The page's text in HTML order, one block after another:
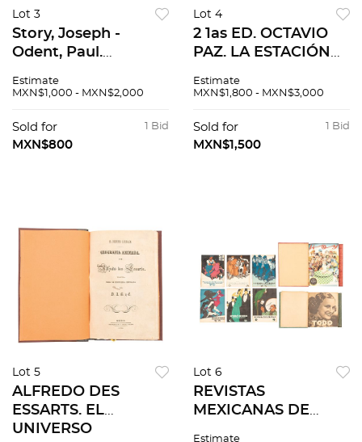
Lot 3
Story, Joseph -
Odent, Paul.
Constitution
Unis. París, 1843.
Primera edición en
Estimate
MXN$1,000 - MXN$2,000
1 Bid
Sold for
MXN$800
Lot 4
2 1as ED. OCTAVIO
PAZ. LA ESTACIÓN
LIBERTAD BAJO
FCE. Piezas: 2
Estimate
MXN$1,800 - MXN$3,000
1 Bid
Sold for
MXN$1,500
Lot 5
ALFREDO DES
ESSARTS. EL
UNIVERSO
Lot 6
REVISTAS
MEXICANAS DE
Estimate